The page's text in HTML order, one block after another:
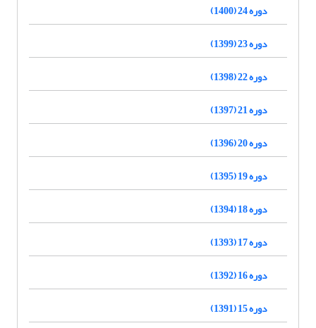
دوره 24 (1400)
دوره 23 (1399)
دوره 22 (1398)
دوره 21 (1397)
دوره 20 (1396)
دوره 19 (1395)
دوره 18 (1394)
دوره 17 (1393)
دوره 16 (1392)
دوره 15 (1391)